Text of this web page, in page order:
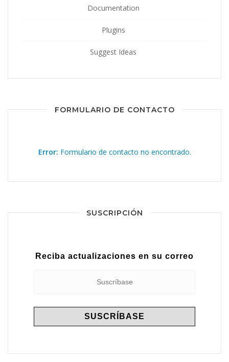
Documentation
Plugins
Suggest Ideas
FORMULARIO DE CONTACTO
Error: Formulario de contacto no encontrado.
SUSCRIPCIÓN
Reciba actualizaciones en su correo